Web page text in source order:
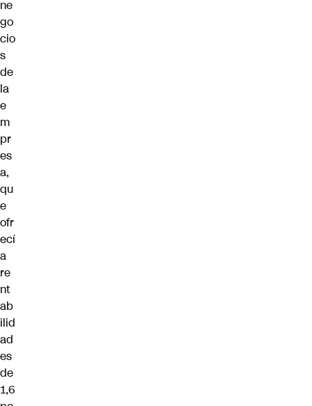
ne
go
cio
s
de
la
e
m
pr
es
a,
qu
e
ofr
ecí
a
re
nt
ab
ilid
ad
es
de
1,6